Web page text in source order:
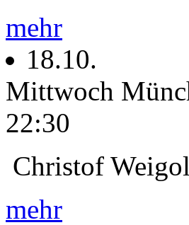
mehr
18.10.
Mittwoch
22:30
Christof
mehr